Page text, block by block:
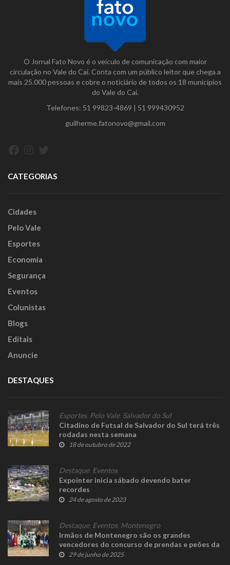
O Jornal Fato Novo é o veículo de comunicação com maior
circulação no Vale do Caí. Conta com um público leitor que chega a
mais 25.000 pessoas e cobre o noticiário de todos os 18 municípios
do Vale do Caí.
Telefones: 51 99823-4869 | 51 999430952
guilherme.fatonovo@gmail.com
CATEGORIAS
Cidades
Pelo Vale
Esportes
Economia
Segurança
Eventos
Colunistas
Blogs
Editais
Anuncie
DESTAQUES
Esportes, Pelo Vale, Salvador do Sul
Citadino de Futsal de Salvador do Sul terá três
rodadas nesta semana
18 de outubro de 2022
Destaque, Eventos
Expointer inicia sábado devendo bater
recordes
24 de agosto de 2023
Destaque, Eventos, Montenegro
Irmãos de Montenegro são os grandes
vencedores do concurso de prendas e peões da
15ª Região Tradicionalista
29 de junho de 2025